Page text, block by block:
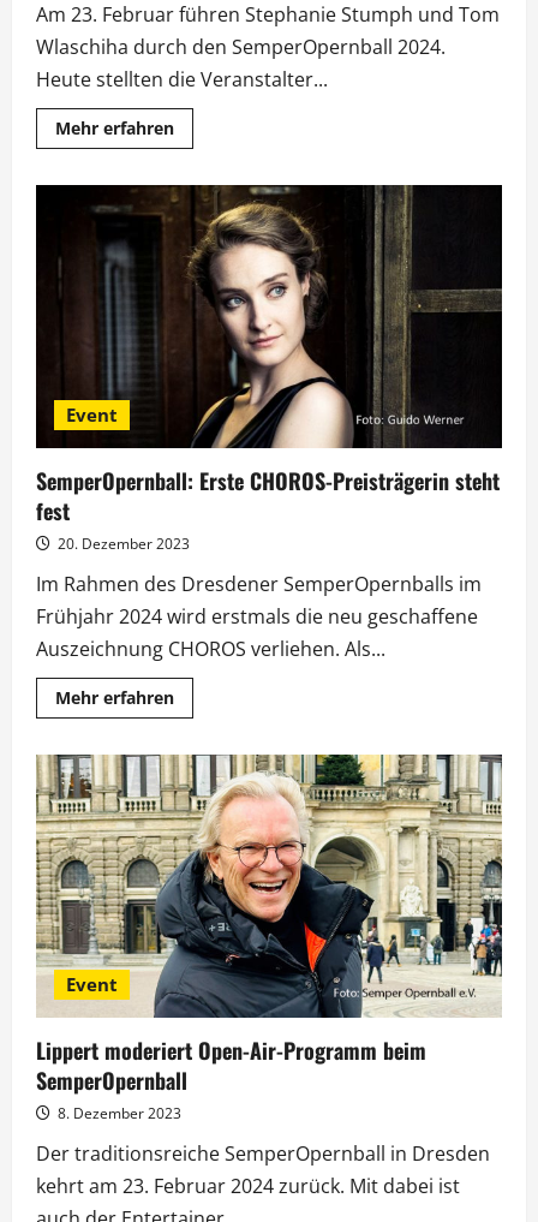
Am 23. Februar führen Stephanie Stumph und Tom
Wlaschiha durch den SemperOpernball 2024.
Heute stellten die Veranstalter...
Mehr erfahrenMehr
Informationen
2024:
Prominente
Gäste
und
Spitzen-
Catering
Event
SemperOpernball: Erste CHOROS-Preisträgerin steht
fest
20. Dezember 2023
Im Rahmen des Dresdener SemperOpernballs im
Frühjahr 2024 wird erstmals die neu geschaffene
Auszeichnung CHOROS verliehen. Als...
Mehr erfahrenMehr
Informationen
Erste
CHOROS-
Preisträgerin
steht
fest
Event
Lippert moderiert Open-Air-Programm beim
SemperOpernball
8. Dezember 2023
Der traditionsreiche SemperOpernball in Dresden
kehrt am 23. Februar 2024 zurück. Mit dabei ist